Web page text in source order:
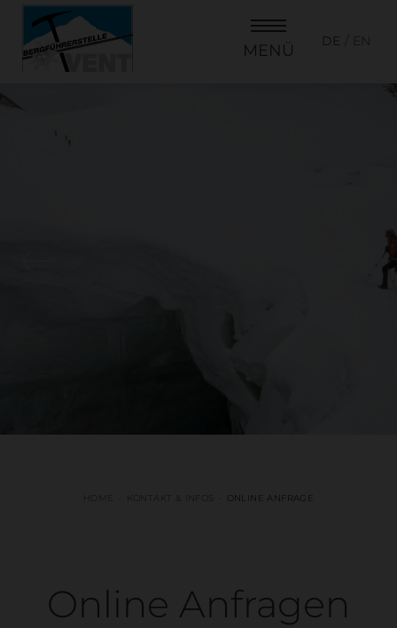
MENÜ DE EN
KONTAKT & INFOS ONLINE ANFRAGE
Online Anfragen